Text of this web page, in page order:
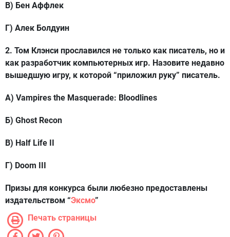
В) Бен Аффлек
Г) Алек Болдуин
2. Том Клэнси прославился не только как писатель, но и
как разработчик компьютерных игр. Назовите недавно
вышедшую игру, к которой “приложил руку” писатель.
А) Vampires the Masquerade: Bloodlines
Б) Ghost Recon
В) Half Life II
Г) Doom III
Призы для конкурса были любезно предоставлены
издательством “Эксмо”
Печать страницы